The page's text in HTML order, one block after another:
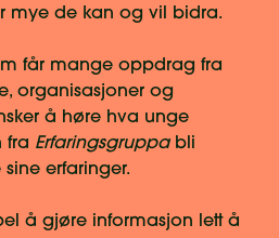
mye de kan og vil bidra.
får mange oppdrag fra
organisasjoner og
å høre hva unge
fra Erfaringsgruppa bli
erfaringer.
å gjøre informasjon lett å